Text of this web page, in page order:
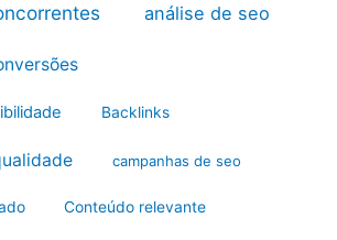
análise de seo
Backlinks
campanhas de seo
Conteúdo relevante